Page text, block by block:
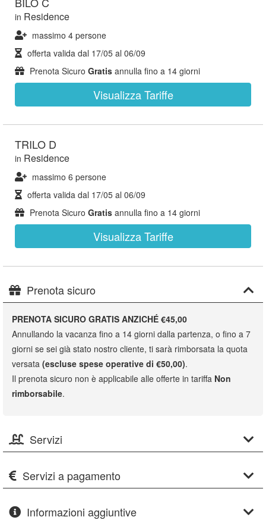
in Residence
massimo 4 persone
offerta valida dal 17/05 al 06/09
Prenota Sicuro Gratis annulla fino a 14 giorni
Visualizza Tariffe
TRILO D
in Residence
massimo 6 persone
offerta valida dal 17/05 al 06/09
Prenota Sicuro Gratis annulla fino a 14 giorni
Visualizza Tariffe
Prenota sicuro
PRENOTA SICURO GRATIS ANZICHÉ €45,00
Annullando la vacanza fino a 14 giorni dalla partenza, o fino a 7
giorni se sei già stato nostro cliente, ti sarà rimborsata la quota
versata (escluse spese operative di €50,00).
Il prenota sicuro non è applicabile alle offerte in tariffa Non
rimborsabile.
Servizi
Servizi a pagamento
Informazioni aggiuntive